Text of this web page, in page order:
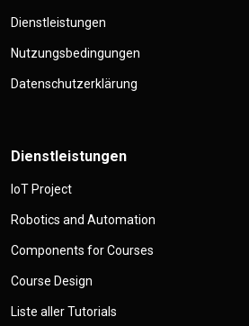
Dienstleistungen
Nutzungsbedingungen
Datenschutzerklärung
Dienstleistungen
IoT Project
Robotics and Automation
Components for Courses
Course Design
Liste aller Tutorials